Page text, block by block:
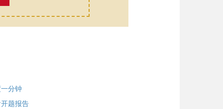
分钟
题报告